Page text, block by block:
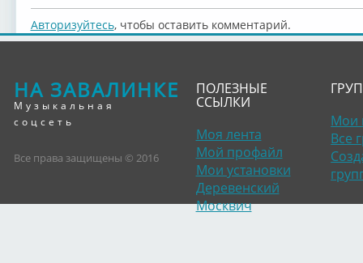
Авторизуйтесь, чтобы оставить комментарий.
НА ЗАВАЛИНКЕ
Музыкальная
соцсеть
Все права защищены © 2016
ПОЛЕЗНЫЕ
ССЫЛКИ
Моя лента
Мой профайл
Мои установки
Деревенский
Москвич
Мои
Все